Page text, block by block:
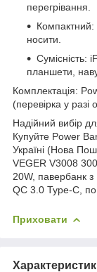
перегрівання.
носити.
Сумісність:
планшети,
Комплектація:
(перевірка у
Надійний вибір
Купуйте Power
Україні (Нова
VEGER V3008
20W, павербанк
QC 3.0 Type-C,
Приховати